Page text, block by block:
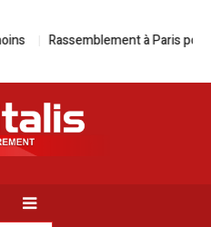
Rassemblement à Paris pour la